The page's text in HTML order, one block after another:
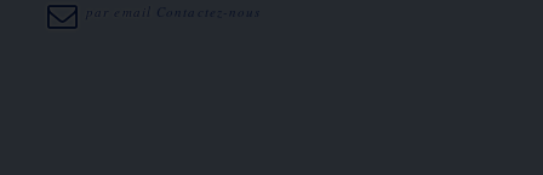
par email Contactez-nous